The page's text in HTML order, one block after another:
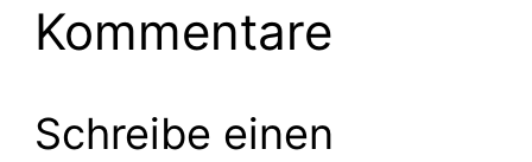
Kommentare
Schreibe einen